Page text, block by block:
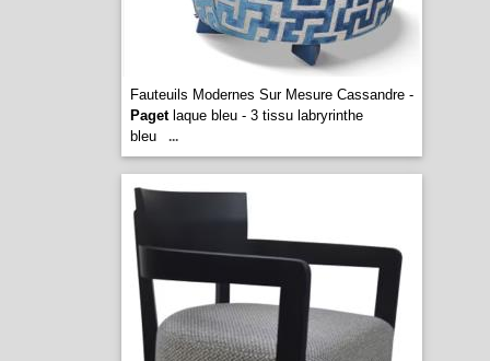
Fauteuils Modernes Sur Mesure Cassandre -
Pagetlaque bleu - 3 tissu labryrinthe
bleu
...